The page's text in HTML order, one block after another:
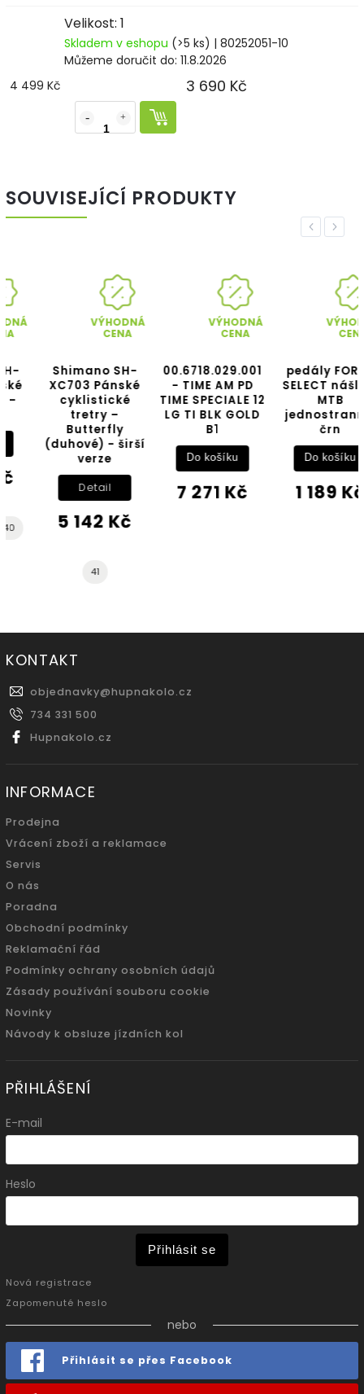
Velikost: 1
Skladem v eshopu (>5 ks) | 80252051-10
Můžeme doručit do: 11.8.2026
4 499 Kč
3 690 Kč
SOUVISEJÍCÍ PRODUKTY
Previous
VÝHODNÁ
Shimano SH-
XC703 Pánské
cyklistické
tretry –
Butterfly
(duhové) - širší
verze
5 142 Kč
VÝHODNÁ
00.6718.029.001
- TIME AM PD
TIME SPECIALE 12
LG TI BLK GOLD
7 271 Kč
Do košíku
VÝHODNÁ
pedály FORCE
SELECT nášlap.
jednostranné,
1 189 Kč
Do košíku
Next
KONTAKT
objednavky@hupnakolo.cz
734 331 500
Hupnakolo.cz
INFORMACE
Prodejna
Vrácení zboží a reklamace
Servis
O nás
Poradna
Obchodní podmínky
Reklamační řád
Podmínky ochrany osobních údajů
Zásady používání souboru cookie
Novinky
Návody k obsluze jízdních kol
PŘIHLÁŠENÍ
E-mail
Heslo
Přihlásit se
Nová registrace
Zapomenuté heslo
nebo
Přihlásit se přes Facebook